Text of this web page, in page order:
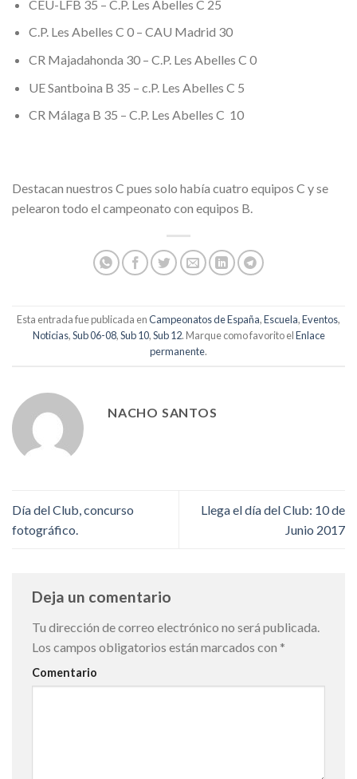
CEU-LFB 35 – C.P. Les Abelles C 25
C.P. Les Abelles C 0 – CAU Madrid 30
CR Majadahonda 30 – C.P. Les Abelles C 0
UE Santboina B 35 – c.P. Les Abelles C 5
CR Málaga B 35 – C.P. Les Abelles C 10
Destacan nuestros C pues solo había cuatro equipos C y se
pelearon todo el campeonato con equipos B.
Esta entrada fue publicada enCampeonatos de España,Escuela,Eventos,
Noticias,Sub 06-08,Sub 10,Sub 12. Marque como favorito elEnlace
permanente.
NACHO SANTOS
Día del Club, concurso
fotográfico.
Llega el día del Club: 10 de
Junio 2017
Deja un comentario
Tu dirección de correo electrónico no será publicada.
Los campos obligatorios están marcados con *
Comentario